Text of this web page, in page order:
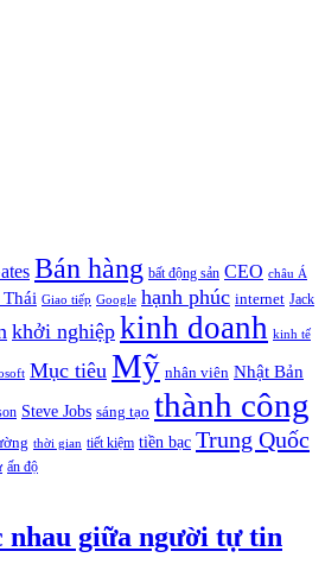
Bán hàng bất động sản CEO châu Á
Giao tiếp Google hạnh phúc internet Jack
khởi nghiệp kinh doanh kinh tế
Mục tiêu Mỹ nhân viên Nhật Bản
Steve Jobs sáng tạo thành công
thời gian tiết kiệm tiền bạc Trung Quốc
ấn độ
nhau giữa người tự tin